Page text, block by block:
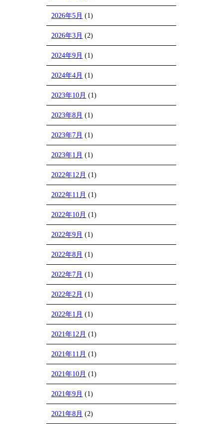
2026年5月 (1)
2026年3月 (2)
2024年9月 (1)
2024年4月 (1)
2023年10月 (1)
2023年8月 (1)
2023年7月 (1)
2023年1月 (1)
2022年12月 (1)
2022年11月 (1)
2022年10月 (1)
2022年9月 (1)
2022年8月 (1)
2022年7月 (1)
2022年2月 (1)
2022年1月 (1)
2021年12月 (1)
2021年11月 (1)
2021年10月 (1)
2021年9月 (1)
2021年8月 (2)